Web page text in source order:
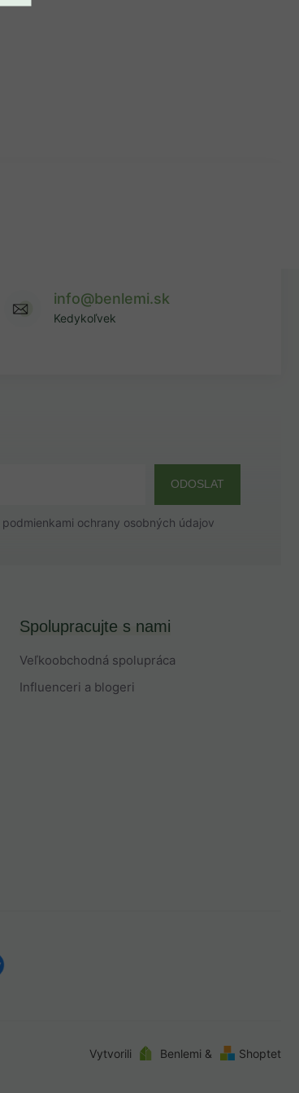
info@benlemi.sk
Kedykoľvek
ODOSLAT
podmienkami ochrany osobných údajov
Spolupracujte s nami
Veľkoobchodná spolupráca
Influenceri a blogeri
Vytvorili Benlemi & Shoptet